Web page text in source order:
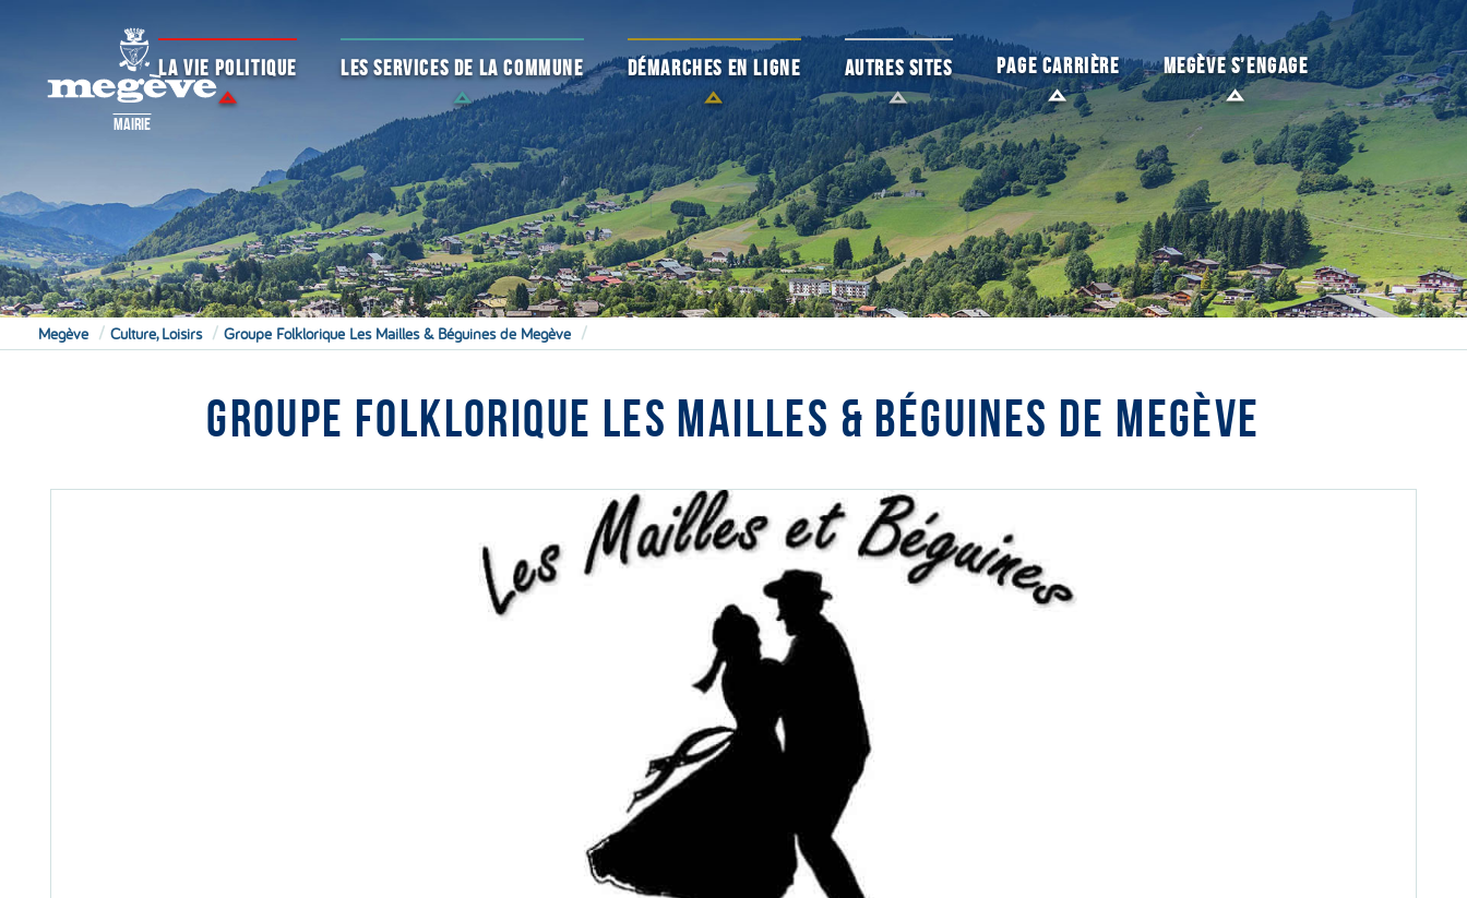
MAIRIE
LA VIE POLITIQUE LES SERVICES DE LA COMMUNE DÉMARCHES EN LIGNE AUTRES SITES PAGE CARRIÈRE MEGÈVE S’ENGAGE
Megève Culture, Loisirs Groupe Folklorique Les Mailles & Béguines de Megève
GROUPE FOLKLORIQUE LES MAILLES & BÉGUINES DE MEGÈVE